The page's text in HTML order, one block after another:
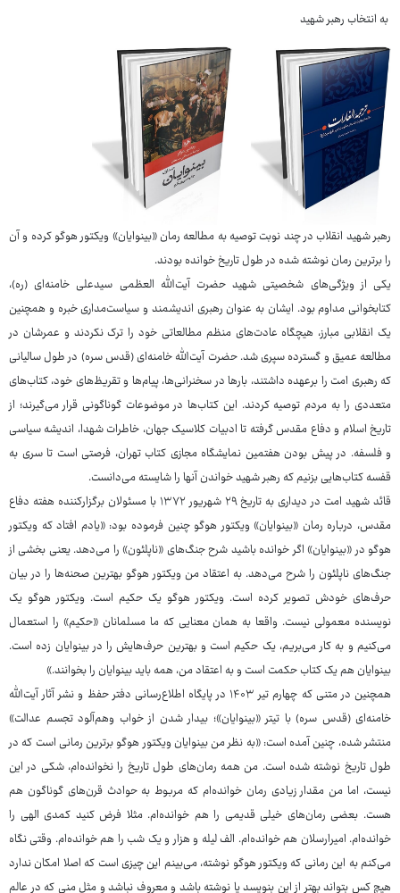
به انتخاب رهبر شهید
رهبر شهید انقلاب در چند نوبت توصیه به مطالعه رمان «بینوایان» ویکتور هوگو کرده و آن
را برترین رمان نوشته شده در طول تاریخ خوانده بودند.
یکی از ویژگی‌های شخصیتی شهید حضرت آیت‌الله العظمی سیدعلی خامنه‌ای (ره)،
کتابخوانی مداوم بود. ایشان به عنوان رهبری اندیشمند و سیاست‌مداری خبره و همچنین
یک انقلابی مبارز، هیچگاه عادت‌های منظم مطالعاتی خود را ترک نکردند و عمرشان در
مطالعه عمیق و گسترده سپری شد. حضرت آیت‌الله خامنه‌ای (قدس سره) در طول سالیانی
که رهبری امت را برعهده داشتند، بارها در سخنرانی‌ها، پیام‌ها و تقریظ‌های خود، کتاب‌های
متعددی را به مردم توصیه کردند. این کتاب‌ها در موضوعات گوناگونی قرار می‌گیرند؛ از
تاریخ اسلام و دفاع مقدس گرفته تا ادبیات کلاسیک جهان، خاطرات شهدا، اندیشه سیاسی
و فلسفه. در پیش بودن هفتمین نمایشگاه مجازی کتاب تهران، فرصتی است تا سری به
قفسه کتاب‌هایی بزنیم که رهبر شهید خواندن آنها را شایسته می‌دانست.
قائد شهید امت در دیداری به تاریخ ۲۹ شهریور ۱۳۷۲ با مسئولان برگزارکننده هفته دفاع
مقدس، درباره رمان «بینوایان» ویکتور هوگو چنین فرموده بود: «یادم افتاد که ویکتور
هوگو در «بینوایان» اگر خوانده باشید شرح جنگ‌های «ناپلئون» را می‌دهد. یعنی بخشی از
جنگ‌های ناپلئون را شرح می‌دهد. به اعتقاد من ویکتور هوگو بهترین صحنه‌ها را در بیان
حرف‌های خودش تصویر کرده است. ویکتور هوگو یک حکیم است. ویکتور هوگو یک
نویسنده معمولی نیست. واقعا به همان معنایی که ما مسلمانان «حکیم» را استعمال
می‌کنیم و به کار می‌بریم، یک حکیم است و بهترین حرف‌هایش را در بینوایان زده است.
بینوایان هم یک کتاب حکمت است و به اعتقاد من، همه باید بینوایان را بخوانند.»
همچنین در متنی که چهارم تیر ۱۴۰۳ در پایگاه اطلاع‌رسانی دفتر حفظ و نشر آثار آیت‌الله
خامنه‌ای (قدس سره) با تیتر «بینوایان»؛ بیدار شدن از خواب وهم‌آلود تجسم عدالت»
منتشر شده، چنین آمده است: «به نظر من بینوایان ویکتور هوگو برترین رمانی است که در
طول تاریخ نوشته شده است. من همه رمان‌های طول تاریخ را نخوانده‌ام، شکی در این
نیست، اما من مقدار زیادی رمان خوانده‌ام که مربوط به حوادث قرن‌های گوناگون هم
هست. بعضی رمان‌های خیلی قدیمی را هم خوانده‌ام. مثلا فرض کنید کمدی الهی را
خوانده‌ام. امیرارسلان هم خوانده‌ام. الف لیله و هزار و یک شب را هم خوانده‌ام. وقتی نگاه
می‌کنم به این رمانی که ویکتور هوگو نوشته، می‌بینم این چیزی است که اصلا امکان ندارد
هیچ کس بتواند بهتر از این بنویسد یا نوشته باشد و معروف نباشد و مثل منی که در عالم